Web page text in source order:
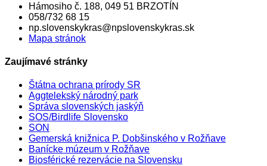
Hámosiho č. 188, 049 51 BRZOTÍN
058/732 68 15
np.slovenskykras@npslovenskykras.sk
Mapa stránok
Zaujímavé stránky
Štátna ochrana prírody SR
Aggtelekský národný park
Správa slovenských jaskýň
SOS/Birdlife Slovensko
SON
Gemerská knižnica P. Dobšinského v Rožňave
Banícke múzeum v Rožňave
Biosférické rezervácie na Slovensku